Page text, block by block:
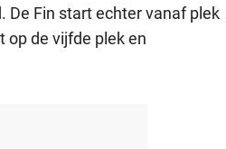
Fin start echter vanaf plek
op de vijfde plek en